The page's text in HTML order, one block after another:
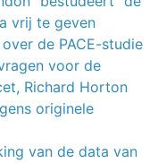
vrij te geven
de PACE-studie
voor de
Richard Horton
originele
van de data van